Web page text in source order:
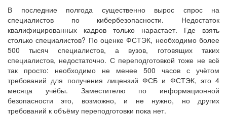
В последние полгода существенно вырос спрос на
специалистов по кибербезопасности. Недостаток
квалифицированных кадров только нарастает. Где взять
столько специалистов? По оценке ФСТЭК, необходимо более
500 тысяч специалистов, а вузов, готовящих таких
специалистов, недостаточно. С переподготовкой тоже не всё
так просто: необходимо не менее 500 часов с учётом
требований для получения лицензий ФСБ и ФСТЭК, это 4
месяца учёбы. Заместителю по информационной
безопасности это, возможно, и не нужно, но других
требований к объёму переподготовки пока нет.